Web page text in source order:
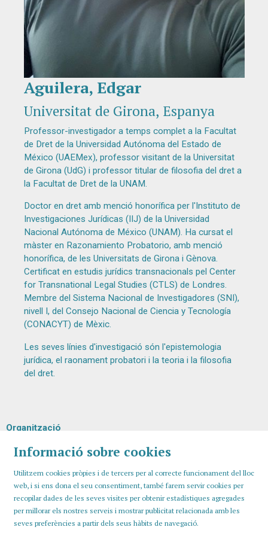
Diapositiva 1 de 1
Aguilera, Edgar
Universitat de Girona, Espanya
Professor-investigador a temps complet a la Facultat
de Dret de la Universidad Autónoma del Estado de
México (UAEMex), professor visitant de la Universitat
de Girona (UdG) i professor titular de filosofia del dret a
la Facultat de Dret de la UNAM.
Doctor en dret amb menció honorífica per l'Instituto de
Investigaciones Jurídicas (IIJ) de la Universidad
Nacional Autónoma de México (UNAM). Ha cursat el
màster en Razonamiento Probatorio, amb menció
honorífica, de les Universitats de Girona i Gènova.
Certificat en estudis jurídics transnacionals pel Center
for Transnational Legal Studies (CTLS) de Londres.
Membre del Sistema Nacional de Investigadores (SNI),
nivell I, del Consejo Nacional de Ciencia y Tecnología
(CONACYT) de Mèxic.
Les seves línies d'investigació són l'epistemologia
jurídica, el raonament probatori i la teoria i la filosofia
del dret.
Organització
Informació sobre cookies
Utilitzem cookies pròpies i de tercers per al correcte funcionament del lloc
web, i si ens dona el seu consentiment, també farem servir cookies per
recopilar dades de les seves visites per obtenir estadístiques agregades
per millorar els nostres serveis i mostrar publicitat relacionada amb les
seves preferències a partir dels seus hàbits de navegació.